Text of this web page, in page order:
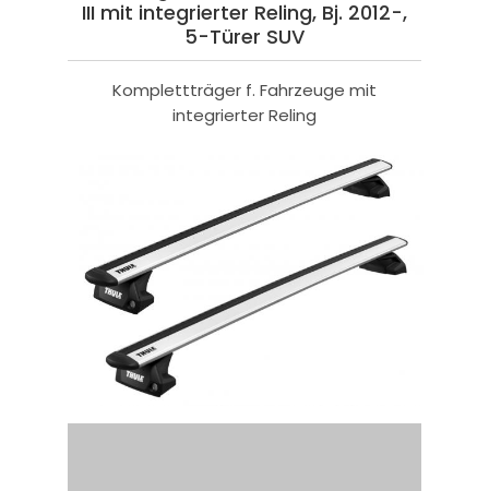
III mit integrierter Reling, Bj. 2012-,
5-Türer SUV
Komplettträger f. Fahrzeuge mit
integrierter Reling